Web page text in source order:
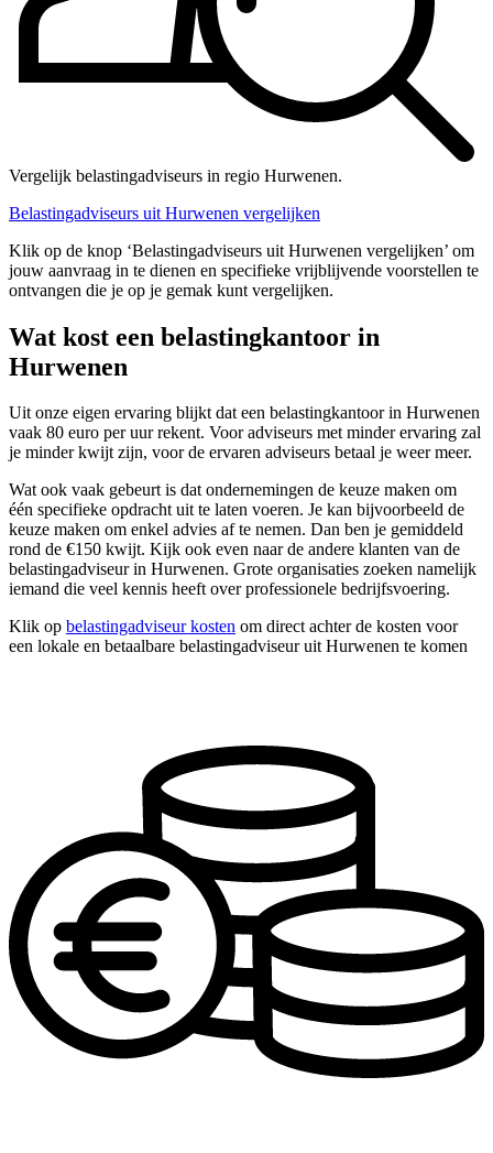
Vergelijk belastingadviseurs in regio Hurwenen.
Belastingadviseurs uit Hurwenen vergelijken
Klik op de knop ‘Belastingadviseurs uit Hurwenen vergelijken’ om
jouw aanvraag in te dienen en specifieke vrijblijvende voorstellen te
ontvangen die je op je gemak kunt vergelijken.
Wat kost een belastingkantoor in
Hurwenen
Uit onze eigen ervaring blijkt dat een belastingkantoor in Hurwenen
vaak 80 euro per uur rekent. Voor adviseurs met minder ervaring zal
je minder kwijt zijn, voor de ervaren adviseurs betaal je weer meer.
Wat ook vaak gebeurt is dat ondernemingen de keuze maken om
één specifieke opdracht uit te laten voeren. Je kan bijvoorbeeld de
keuze maken om enkel advies af te nemen. Dan ben je gemiddeld
rond de €150 kwijt. Kijk ook even naar de andere klanten van de
belastingadviseur in Hurwenen. Grote organisaties zoeken namelijk
iemand die veel kennis heeft over professionele bedrijfsvoering.
Klik op belastingadviseur kosten om direct achter de kosten voor
een lokale en betaalbare belastingadviseur uit Hurwenen te komen